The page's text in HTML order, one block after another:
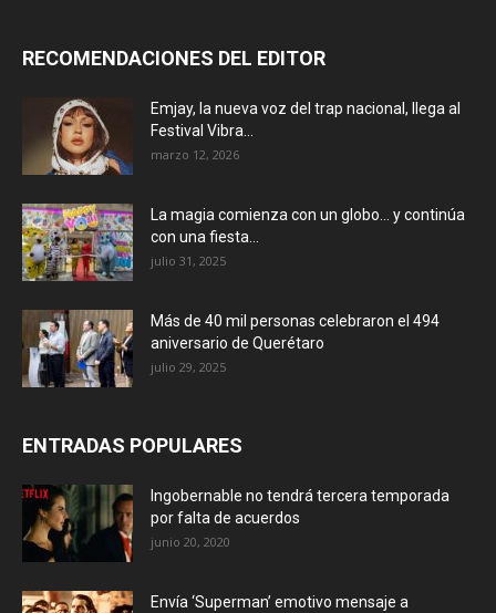
RECOMENDACIONES DEL EDITOR
Emjay, la nueva voz del trap nacional, llega al
Festival Vibra...
marzo 12, 2026
La magia comienza con un globo… y continúa
con una fiesta...
julio 31, 2025
Más de 40 mil personas celebraron el 494
aniversario de Querétaro
julio 29, 2025
ENTRADAS POPULARES
Ingobernable no tendrá tercera temporada
por falta de acuerdos
junio 20, 2020
Envía ‘Superman’ emotivo mensaje a